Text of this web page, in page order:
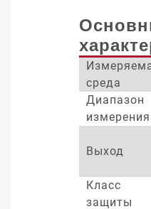
среда
Диапазон
измерения
Выход
Класс
защиты